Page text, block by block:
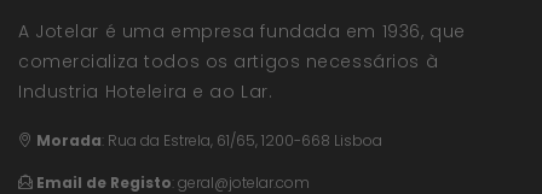
A Jotelar é uma empresa fundada em 1936, que
comercializa todos os artigos necessários à
Industria Hoteleira e ao Lar.
Morada: Rua da Estrela, 61/65, 1200-668 Lisboa
Email de Registo:geral@jotelar.com